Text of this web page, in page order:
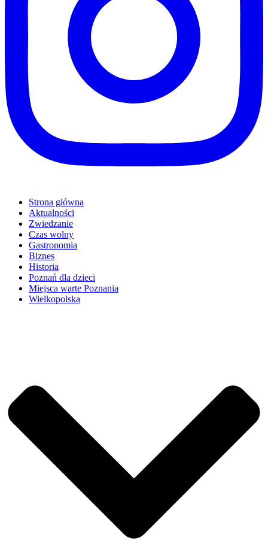
Strona główna
Aktualności
Zwiedzanie
Czas wolny
Gastronomia
Biznes
Historia
Poznań dla dzieci
Miejsca warte Poznania
Wielkopolska